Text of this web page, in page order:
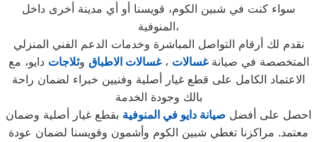
سواء كنت في شبين الكوم، قويسنا أو أي مدينة أخرى داخل
المنوفية،
نقدم لك أرقام التواصل المباشرة وخدمات الدعم الفني المنزلي
المتخصصة في صيانةغسالات ،غسالات الاطباق وثلاجات دايو، مع
الاعتماد الكامل على قطع غيار أصلية وفنيين خبراء لضمان راحة
بالك وجودة الخدمة
احصل على أفضل صيانة دايو في المنوفية بقطع غيار أصلية وضمان
معتمد. مراكزنا تغطي شبين الكوم وأشمون وقويسنا لضمان عودة